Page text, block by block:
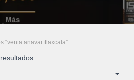
“venta anavar tlaxcala”